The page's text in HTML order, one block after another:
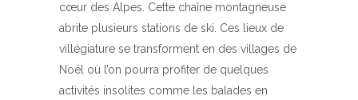
cœur des Alpes. Cette chaîne montagneuse
abrite plusieurs stations de ski. Ces lieux de
villégiature se transforment en des villages de
Noël où l’on pourra profiter de quelques
activités insolites comme les balades en